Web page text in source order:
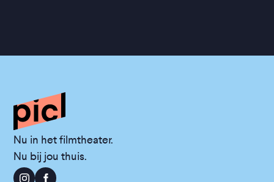
Nu in het filmtheater.
Nu bij jou thuis.